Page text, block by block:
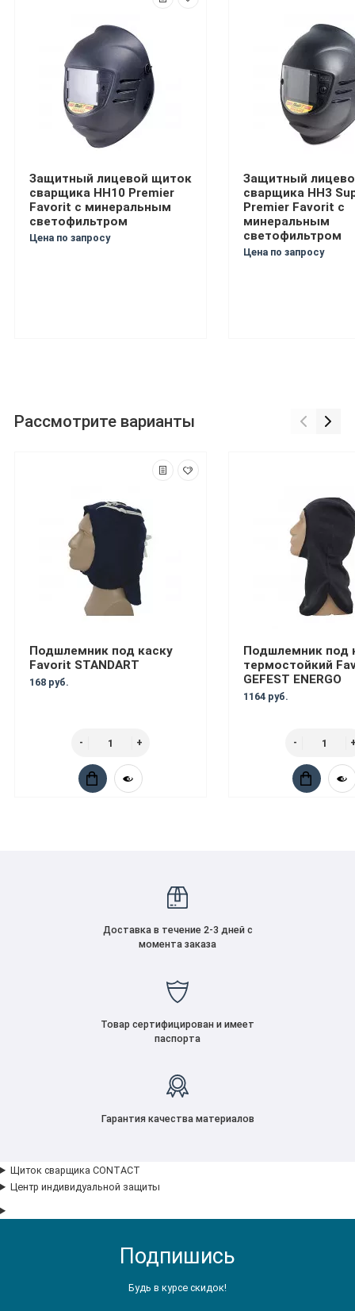
Защитный лицевой щиток
сварщика НН10 Premier
Favorit с минеральным
светофильтром
Цена по запросу
Защитный
сварщика НН3
Premier Favorit с
минеральным
светофильтром
Цена по запросу
Рассмотрите варианты
Подшлемник под каску
Favorit STANDART
168 руб.
Подшлемник под
термостойкий
GEFEST ENERGO
1164 руб.
Доставка в течение 2-3 дней с
момента заказа
Товар сертифицирован и имеет
паспорта
Гарантия качества материалов
Щиток сварщика CONTACT
Центр индивидуальной защиты
Подпишись
Будь в курсе скидок!